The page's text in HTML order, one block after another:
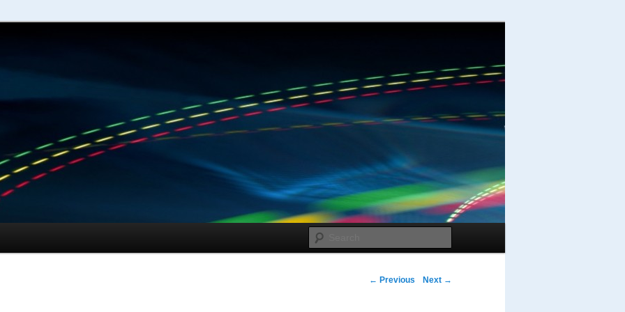
online
Post navigation
← Previous Next →